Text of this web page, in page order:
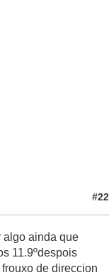
#22
algo ainda que
11.9ºdespois
de direccion